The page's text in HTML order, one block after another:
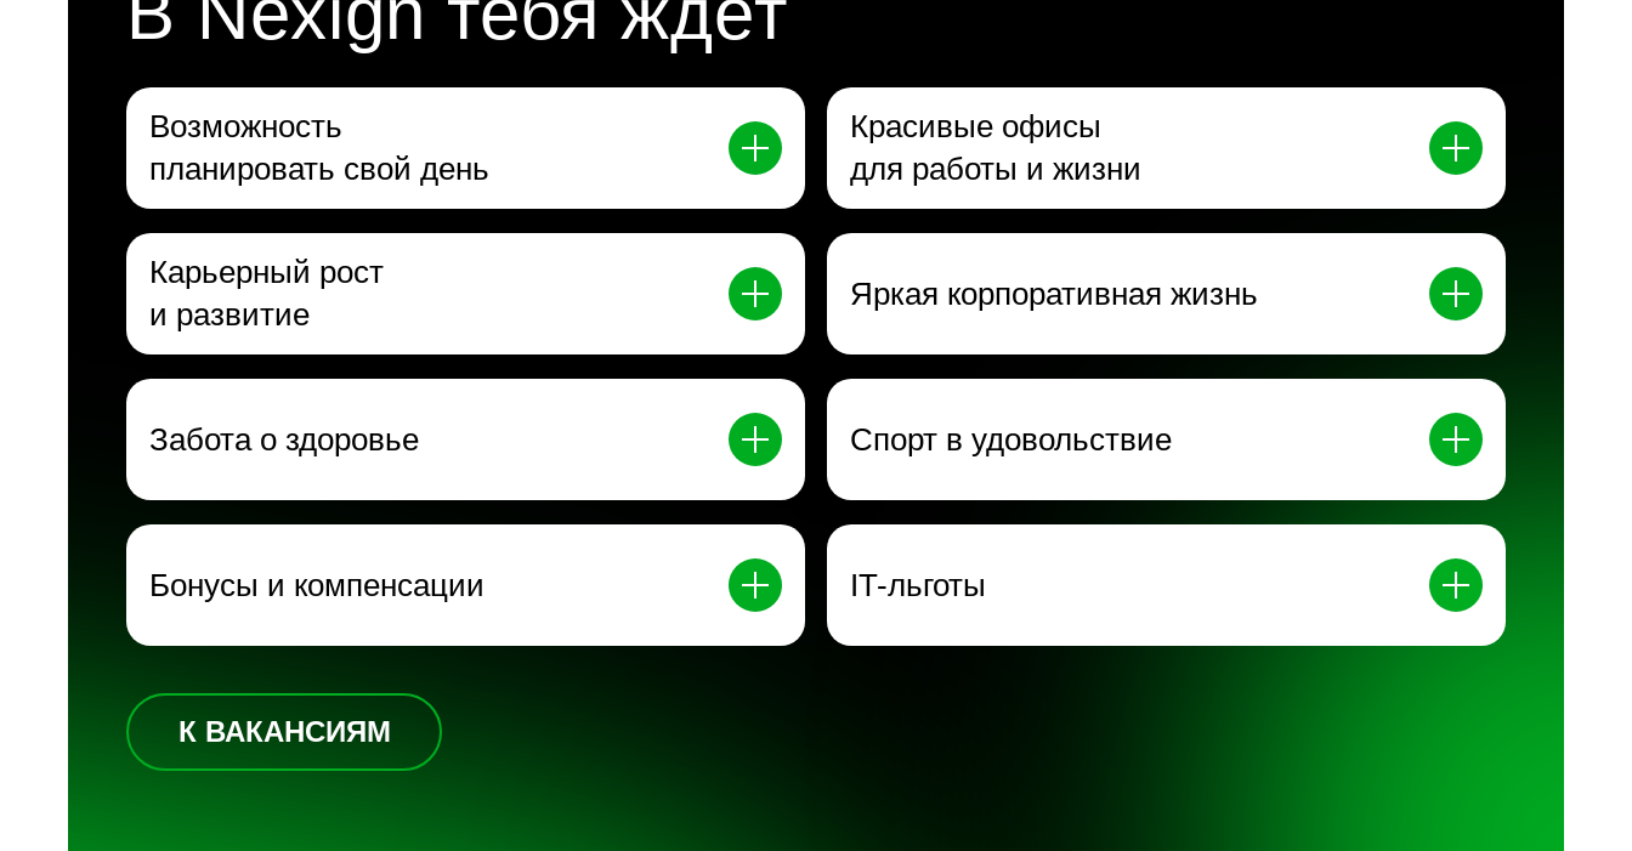
Возможность
планировать свой день
Красивые офисы
для работы и жизни
Карьерный рост
и развитие
Яркая корпоративная жизнь
Забота о здоровье Спорт в удовольствие
Бонусы и компенсации IT-льготы
К ВАКАНСИЯМ